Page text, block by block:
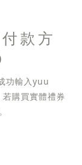
款方
功輸入yuu
購買實體禮券